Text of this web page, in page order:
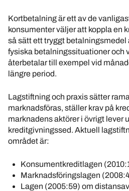
Kortbetalning är ett av de
konsumenter väljer att koppla en
så sätt ett tryggt betalningsmedel
fysiska betalningssituationer och
återbetalar till exempel vid
längre period.
Lagstiftning och praxis sätter
marknadsföras, ställer krav på
marknadens aktörer i övrigt lever
kreditgivningssed. Aktuell
området är:
Konsumentkreditlagen
Marknadsföringslagen
Lagen (2005:59) om